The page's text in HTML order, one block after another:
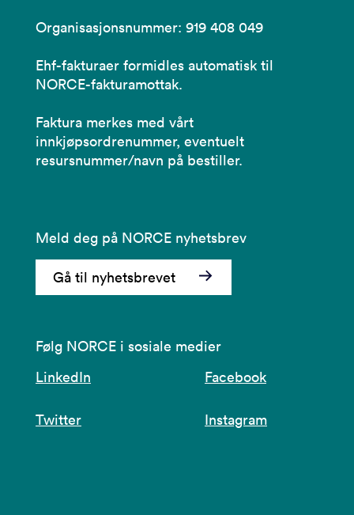
Organisasjonsnummer: 919 408 049
Ehf-fakturaer formidles automatisk til
NORCE-fakturamottak.
Faktura merkes med vårt
innkjøpsordrenummer, eventuelt
resursnummer/navn på bestiller.
Meld deg på NORCE nyhetsbrev
Gå til nyhetsbrevet
Følg NORCE i sosiale medier
LinkedIn
Facebook
Twitter Instagram